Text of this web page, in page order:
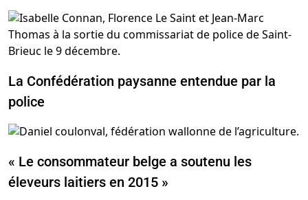
La Confédération paysanne entendue par la
police
« Le consommateur belge a soutenu les
éleveurs laitiers en 2015 »